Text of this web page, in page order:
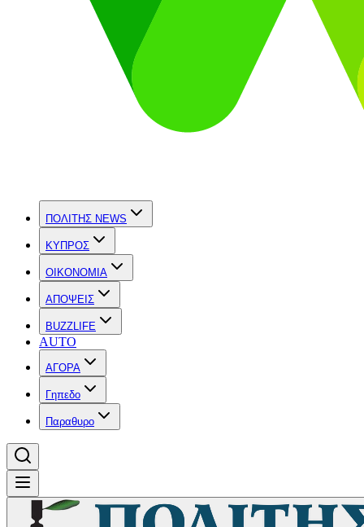
ΠΟΛΙΤΗΣ NEWS
ΚΥΠΡΟΣ
OIKONOMIA
ΑΠΟΨΕΙΣ
BUZZLIFE
AUTO
ΑΓΟΡΑ
Γηπεδο
Παραθυρο